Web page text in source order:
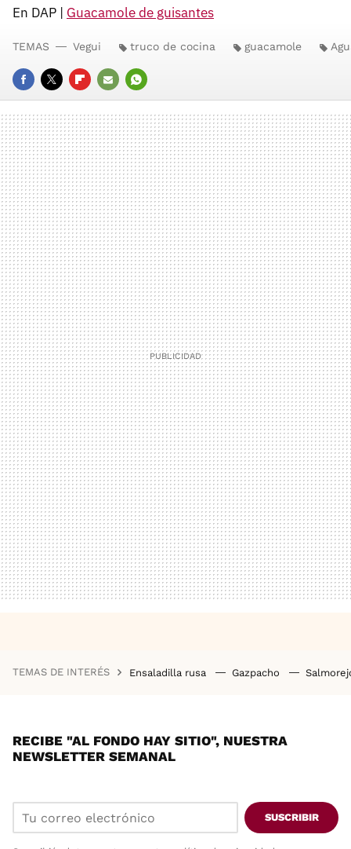
En DAP | Guacamole de guisantes
FACEBOOK
TWITTERFLIPBOARD
E-
MAIL
WHATSAPP
TEMAS Vegui truco de cocina guacamole
TEMAS DE INTERÉS Ensaladilla rusa Gazpacho
RECIBE "AL FONDO HAY SITIO", NUESTRA
NEWSLETTER SEMANAL
SUSCRIBIR